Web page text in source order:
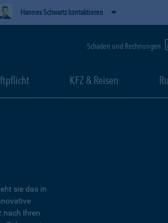
Hannes Schwartz kontaktieren
Schäden und Rechnungen
KFZ & Reisen
sie das in
nach Ihren